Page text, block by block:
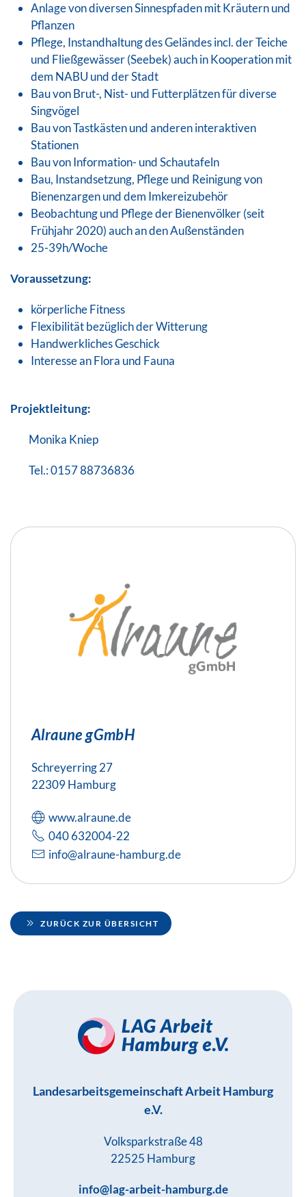
Anlage von diversen Sinnespfaden mit Kräutern und
Pflanzen
Pflege, Instandhaltung des Geländes incl. der Teiche
und Fließgewässer (Seebek) auch in Kooperation mit
dem NABU und der Stadt
Bau von Brut-, Nist- und Futterplätzen für diverse
Singvögel
Bau von Tastkästen und anderen interaktiven
Stationen
Bau von Information- und Schautafeln
Bau, Instandsetzung, Pflege und Reinigung von
Bienenzargen und dem Imkereizubehör
Beobachtung und Pflege der Bienenvölker (seit
Frühjahr 2020) auch an den Außenständen
25-39h/Woche
Voraussetzung:
körperliche Fitness
Flexibilität bezüglich der Witterung
Handwerkliches Geschick
Interesse an Flora und Fauna
Projektleitung:
Monika Kniep
Tel.: 0157 88736836
Alraune gGmbH
Schreyerring 27
22309 Hamburg
www.alraune.de
040 632004-22
info@alraune-hamburg.de
ZURÜCK ZUR ÜBERSICHT
Landesarbeitsgemeinschaft Arbeit Hamburg
e.V.
Volksparkstraße 48
22525 Hamburg
info@lag-arbeit-hamburg.de